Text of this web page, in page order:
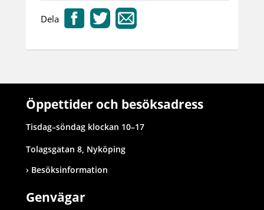
Dela
Öppettider och besöksadress
Tisdag–söndag klockan 10–17
Tolagsgatan 8, Nyköping
Besöksinformation
Genvägar